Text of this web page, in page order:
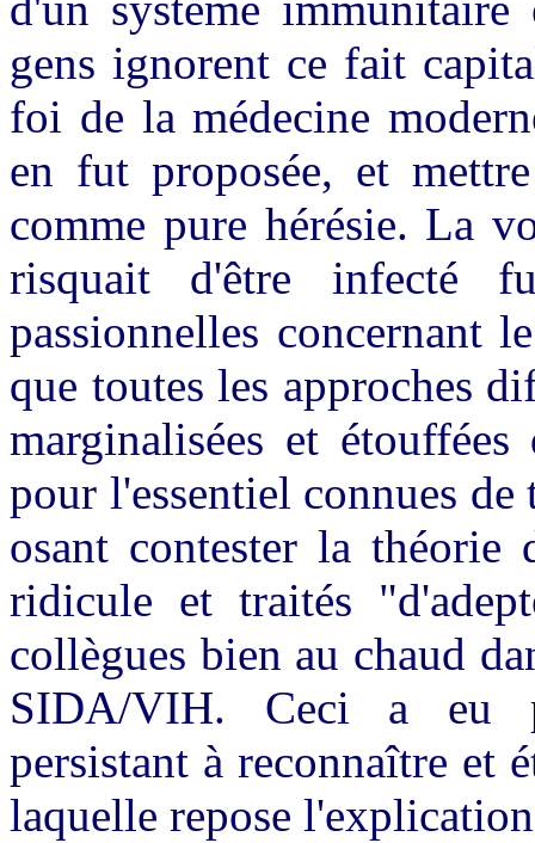
gens ignorent ce fait
foi de la médecine
en fut proposée, et
comme pure hérésie. La
risquait d'être infecté
passionnelles concernant
que toutes les approches
marginalisées et
pour l'essentiel connues
osant contester la
ridicule et traités
collègues bien au chaud
SIDA/VIH. Ceci a eu
persistant à reconnaître et
laquelle repose